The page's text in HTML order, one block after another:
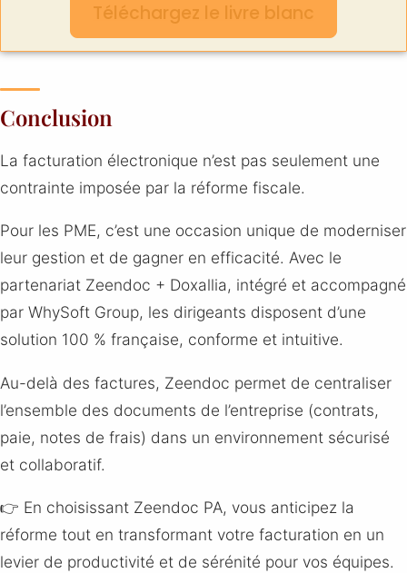
Téléchargez le livre blanc
Conclusion
La facturation électronique n’est pas seulement une
contrainte imposée par la réforme fiscale.
Pour les PME, c’est une occasion unique de moderniser
leur gestion et de gagner en efficacité. Avec le
partenariat Zeendoc + Doxallia, intégré et accompagné
par WhySoft Group, les dirigeants disposent d’une
solution 100 % française, conforme et intuitive.
Au-delà des factures, Zeendoc permet de centraliser
l’ensemble des documents de l’entreprise (contrats,
paie, notes de frais) dans un environnement sécurisé
et collaboratif.
👉 En choisissant Zeendoc PA, vous anticipez la
réforme tout en transformant votre facturation en un
levier de productivité et de sérénité pour vos équipes.